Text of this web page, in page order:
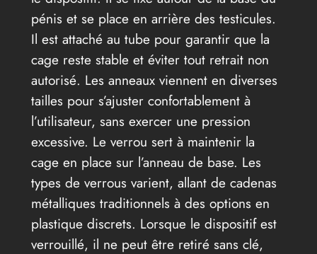
pénis et se place en arrière des testicules.
Il est attaché au tube pour garantir que la
cage reste stable et éviter tout retrait non
autorisé. Les anneaux viennent en diverses
tailles pour s’ajuster confortablement à
l’utilisateur, sans exercer une pression
excessive. Le verrou sert à maintenir la
cage en place sur l’anneau de base. Les
types de verrous varient, allant de cadenas
métalliques traditionnels à des options en
plastique discrets. Lorsque le dispositif est
verrouillé, il ne peut être retiré sans clé,